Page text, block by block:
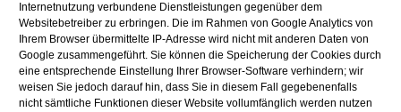
Internetnutzung verbundene Dienstleistungen gegenüber dem
Websitebetreiber zu erbringen. Die im Rahmen von Google Analytics von
Ihrem Browser übermittelte IP-Adresse wird nicht mit anderen Daten von
Google zusammengeführt. Sie können die Speicherung der Cookies durch
eine entsprechende Einstellung Ihrer Browser-Software verhindern; wir
weisen Sie jedoch darauf hin, dass Sie in diesem Fall gegebenenfalls
nicht sämtliche Funktionen dieser Website vollumfänglich werden nutzen